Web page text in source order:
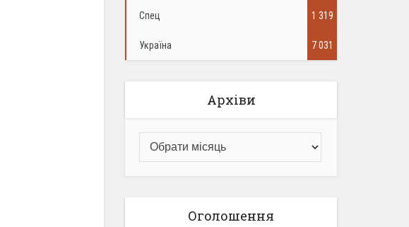
Спец 1 319
Україна 7 031
Архіви
Оголошення